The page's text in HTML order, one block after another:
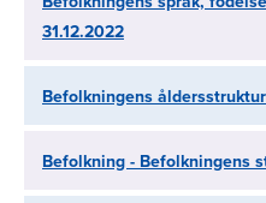
31.12.2022
Befolkningens
Befolkning - Befolkningens